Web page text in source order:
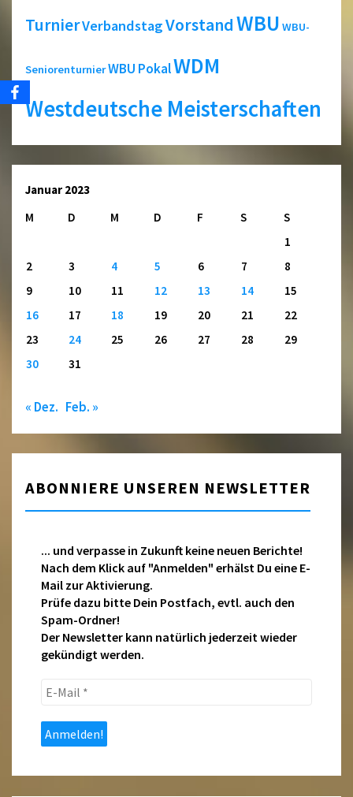
TurnierVerbandstagVorstandWBU WBU-
SeniorenturnierWBU PokalWDM
Westdeutsche Meisterschaften
Januar 2023
M
D M D F S
S
1
2
3 4 5 6 7
8
9
10 11 12 13 14
15
16
17 18 19 20 21
22
23
24 25 26 27 28
29
30
31
« Dez. Feb. »
ABONNIERE UNSEREN NEWSLETTER
... und verpasse in Zukunft keine neuen Berichte!
Nach dem Klick auf "Anmelden" erhälst Du eine E-
Mail zur Aktivierung.
Prüfe dazu bitte Dein Postfach, evtl. auch den
Spam-Ordner!
Der Newsletter kann natürlich jederzeit wieder
gekündigt werden.
E-
*